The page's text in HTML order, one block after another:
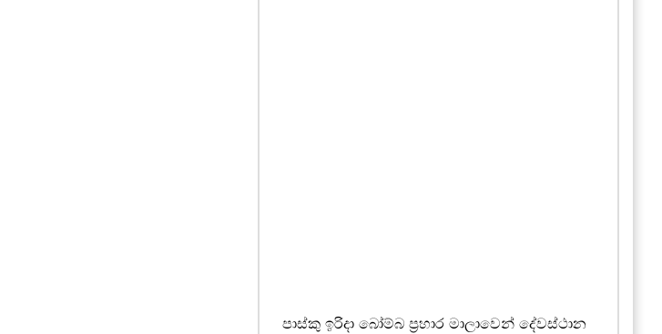
පාස්කු ඉරිදා බෝම්බ ප්‍රහාර මාලාවෙන් දේවස්ථාන